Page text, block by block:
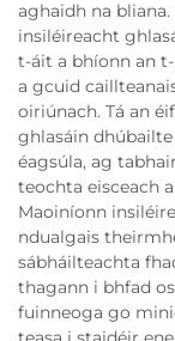
aghaidh na
insiléireacht
t-áit a bhíonn an
a gcuid
oiriúnach. Tá an
ghlasáin
éagsúla, ag
teochta eisceach
Maoiníonn
ndualgais
sábháilteachta
thagann i bhfad
fuinneoga go